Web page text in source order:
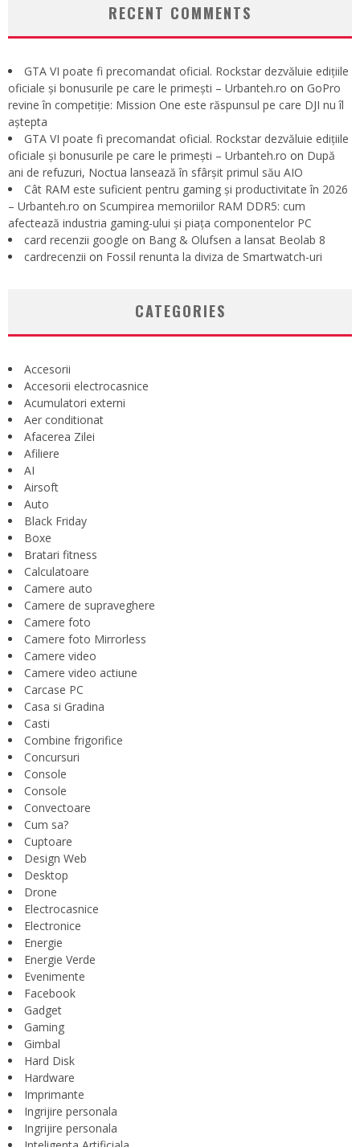
RECENT COMMENTS
GTA VI poate fi precomandat oficial. Rockstar dezvăluie edițiile
oficiale și bonusurile pe care le primești – Urbanteh.ro on GoPro
revine în competiție: Mission One este răspunsul pe care DJI nu îl
aștepta
GTA VI poate fi precomandat oficial. Rockstar dezvăluie edițiile
oficiale și bonusurile pe care le primești – Urbanteh.ro on După
ani de refuzuri, Noctua lansează în sfârșit primul său AIO
Cât RAM este suficient pentru gaming și productivitate în 2026
– Urbanteh.ro on Scumpirea memoriilor RAM DDR5: cum
afectează industria gaming-ului și piața componentelor PC
card recenzii google on Bang & Olufsen a lansat Beolab 8
cardrecenzii on Fossil renunta la diviza de Smartwatch-uri
CATEGORIES
Accesorii
Accesorii electrocasnice
Acumulatori externi
Aer conditionat
Afacerea Zilei
Afiliere
AI
Airsoft
Auto
Black Friday
Boxe
Bratari fitness
Calculatoare
Camere auto
Camere de supraveghere
Camere foto
Camere foto Mirrorless
Camere video
Camere video actiune
Carcase PC
Casa si Gradina
Casti
Combine frigorifice
Concursuri
Console
Console
Convectoare
Cum sa?
Cuptoare
Design Web
Desktop
Drone
Electrocasnice
Electronice
Energie
Energie Verde
Evenimente
Facebook
Gadget
Gaming
Gimbal
Hard Disk
Hardware
Imprimante
Ingrijire personala
Ingrijire personala